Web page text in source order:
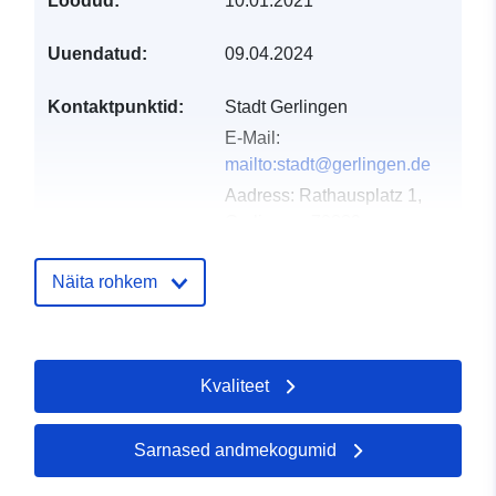
Uuendatud: 09.04.2024
Kontaktpunktid:
Stadt Gerlingen
E-Mail:
mailto:stadt@gerlingen.de
Aadress: Rathausplatz 1,
Kataloogi kirje: Lisatud andmetele.europa.eu:
2026
Ajakohastatud veebisaidil
04 August 2026
Näita rohkem
Kvaliteet
Sarnased andmekogumid